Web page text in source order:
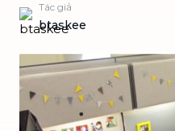
Tác giả
btaskee